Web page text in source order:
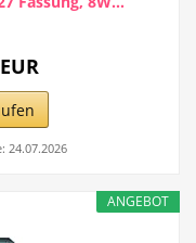
24.07.2026
ANGEBOT